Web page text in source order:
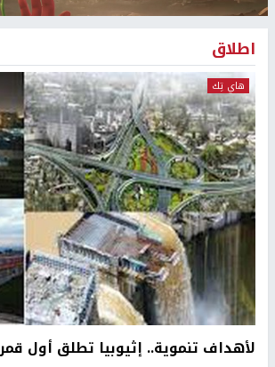
اطلاق
هاي تِك
لأهداف تنموية.. إثيوبيا تطلق أول